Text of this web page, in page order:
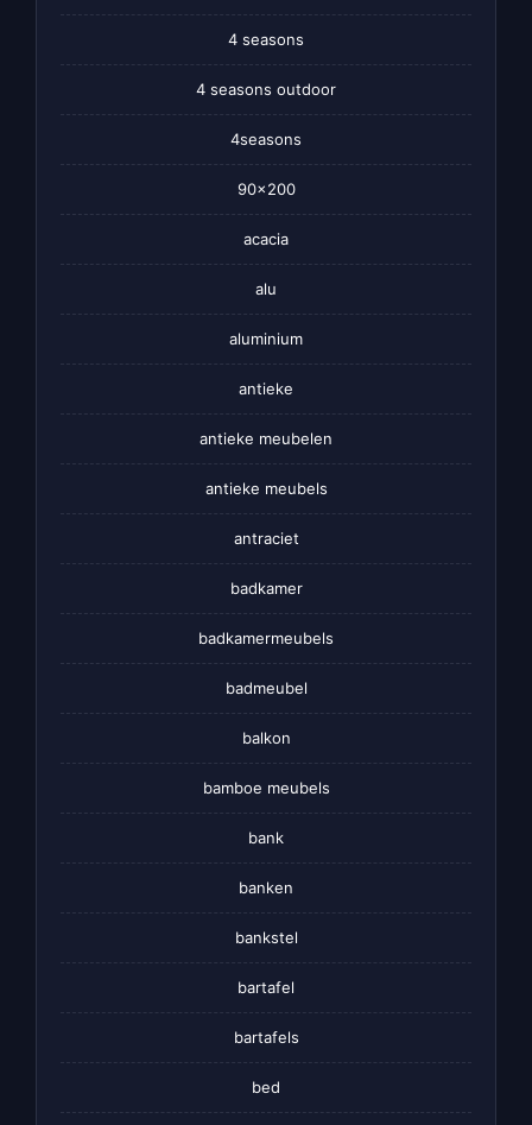
4 seasons
4 seasons outdoor
4seasons
90×200
acacia
alu
aluminium
antieke
antieke meubelen
antieke meubels
antraciet
badkamer
badkamermeubels
badmeubel
balkon
bamboe meubels
bank
banken
bankstel
bartafel
bartafels
bed